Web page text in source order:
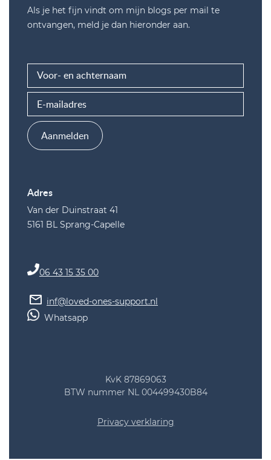
Als je het fijn vindt om mijn blogs per mail te
ontvangen, meld je dan hieronder aan.
Aanmelden
Adres
Van der Duinstraat 41
5161 BL Sprang-Capelle
06 43 15 35 00
inf@loved-ones-support.nl
Whatsapp
KvK 87869063
BTW nummer NL 004499430B84
Privacy verklaring